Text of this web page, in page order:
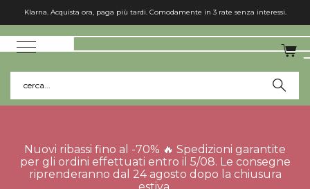
Klarna. Acquista ora, paga più tardi. Comodamente in 3 rate senza interessi.
cerca...
Nuovi ribassi fino al -70% 🔥 Spedizioni garantite
per gli ordini effettuati entro il 5/08. Le consegne
riprenderanno dal 24 agosto dopo la chiusura